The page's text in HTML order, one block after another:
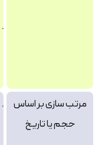
مرتب‌ سازی بر اساس
حجم یا تاریخ